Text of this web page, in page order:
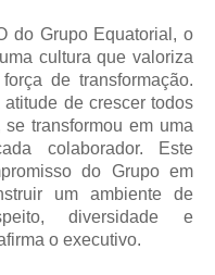
do Grupo Equatorial, o
cultura que valoriza
de transformação.
de crescer todos
transformou em uma
colaborador. Este
do Grupo em
um ambiente de
diversidade e
o executivo.